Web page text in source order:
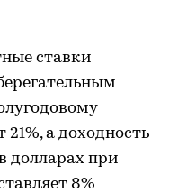
ставки
21%, а доходность
долларах при
8%